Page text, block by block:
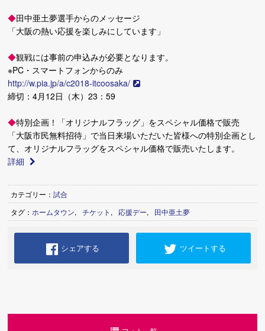
◆田中亜土夢選手からのメッセージ
「大阪の熱い応援を楽しみにしています」
◆観戦には事前の申込みが必要となります。
※PC・スマートフォンからのみ
http://w.pia.jp/a/c2018-itcoosaka/
締切：4月12日（木）23：59
◆特別企画！「オリジナルフラッグ」をスペシャル価格で販売
「大阪市民無料招待」で当日来場いただいた皆様への特別企画とし
て、オリジナルフラッグをスペシャル価格で販売いたします。
詳細
カテゴリー：試合
タグ： ホームタウン, チケット , 応援デー, 田中亜土夢
シェアする ツイートする